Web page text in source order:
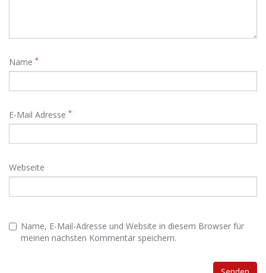
Name *
E-Mail Adresse *
Webseite
Name, E-Mail-Adresse und Website in diesem Browser für
meinen nächsten Kommentar speichern.